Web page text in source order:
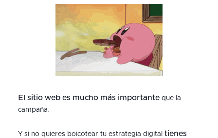
El sitio web es mucho más importanteque la
campaña.
Y si no quieres boicotear tu estrategia digital tienes